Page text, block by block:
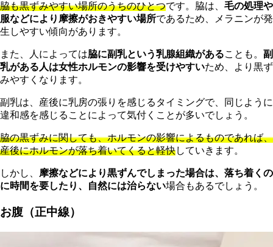
脇も黒ずみやすい場所のうちのひとつです。脇は、 毛の処理や
服などにより摩擦がおきやすい場所であるため、メラニンが発
生しやすい傾向があります。
また、人によっては脇に副乳という乳腺組織があることも。 副
乳がある人は女性ホルモンの影響を受けやすいため、より黒ず
みやすくなります。
副乳は、産後に乳房の張りを感じるタイミングで、同じように
違和感を感じることによって気付くことが多いでしょう。
脇の黒ずみに関しても、ホルモンの影響によるものであれば、
産後にホルモンが落ち着いてくると軽快していきます。
しかし、 摩擦などにより黒ずんでしまった場合は、落ち着くの
に時間を要したり、自然には治らない場合もあるでしょう。
お腹（正中線）